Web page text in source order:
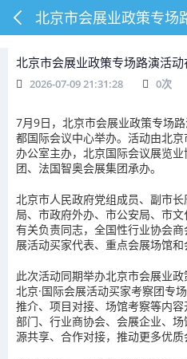
北京市会展业政策专场路演活动
2026-07-09 21:31:28 0次
7月9日，北京市会展业政策专场
都国际会议中心举办。活动由北
办公室主办，北京国际会议展览
团、法国智奥会展集团承办。
北京市人民政府党组成员、副市
局、市政府外办、市公安局、市
有关负责同志，全国性行业协会
展活动买家代表、重点会展场馆和
此次活动同期举办北京市会展业
北京·国际会展活动买家考察团专
推介、项目对接、场馆考察等内
部门、行业商协会、会展企业、
源共享、合作对接，推动更多优质